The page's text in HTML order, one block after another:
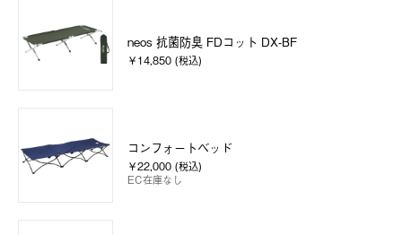
neos 抗菌防臭 FDコット DX-BF
￥14,850 (税込)
コンフォートベッド
￥22,000 (税込)
EC在庫なし